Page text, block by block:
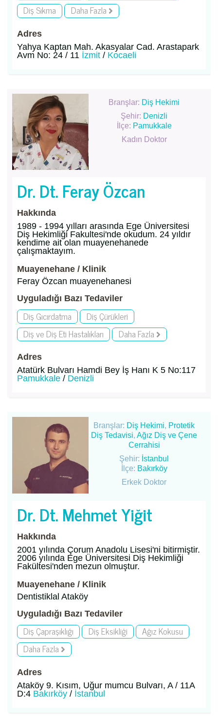
Diş Sıkma
Daha Fazla
Adres
Yahya Kaptan Mah. Akasyalar Cad. Arastapark
Avm No: 24 / 11 İzmit / Kocaeli
Branşlar: Diş Hekimi
Şehir: Denizli
İlçe: Pamukkale
Kadın Doktor
Dr. Dt. Feray Özcan
Hakkında
1989 - 1994 yılları arasında Ege Üniversitesi
Diş Hekimliği Fakultesi'nde okudum. 24 yıldır
kendime ait olan muayenehanede
çalışmaktayım.
Muayenehane / Klinik
Feray Özcan muayenehanesi
Uyguladığı Bazı Tedaviler
Diş Gıcırdatma
Diş Çürükleri
Diş ve Diş Eti Hastalıkları
Daha Fazla
Adres
Atatürk Bulvarı Hamdi Bey İş Hanı K 5 No:117
Pamukkale / Denizli
Branşlar: Diş Hekimi, Protetik
Diş Tedavisi,Ağız Diş ve Çene
Cerrahisi
Şehir: İstanbul
İlçe: Bakırköy
Erkek Doktor
Dr. Dt. Mehmet Yiğit
Hakkında
2001 yılında Çorum Anadolu Lisesi'ni bitirmiştir.
2006 yılında Ege Üniversitesi Diş Hekimliği
Fakültesi'nden mezun olmuştur.
Muayenehane / Klinik
Dentistiklal Ataköy
Uyguladığı Bazı Tedaviler
Diş Çapraşıklığı Diş Eksikliği
Ağız Kokusu
Daha Fazla
Adres
Ataköy 9. Kısım, Uğur mumcu Bulvarı, A / 11A
D:4 Bakırköy / İstanbul